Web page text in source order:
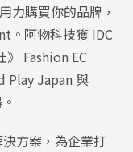
力購買你的品牌，
。阿物科技獲 IDC
Fashion EC
Play Japan 與
方案，為企業打